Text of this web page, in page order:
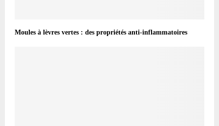
Moules à lèvres vertes : des propriétés anti-inflammatoires